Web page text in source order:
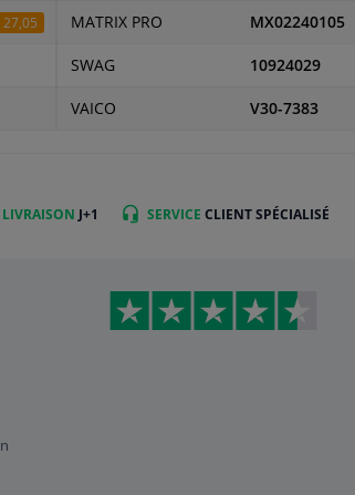
27,05 MATRIX PRO MX02240105
SWAG 10924029
VAICO V30-7383
LIVRAISON J+1 SERVICE CLIENT SPÉCIALISÉ